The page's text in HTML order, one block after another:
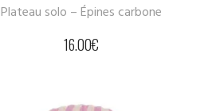
Plateau solo – Épines carbone
16.00€